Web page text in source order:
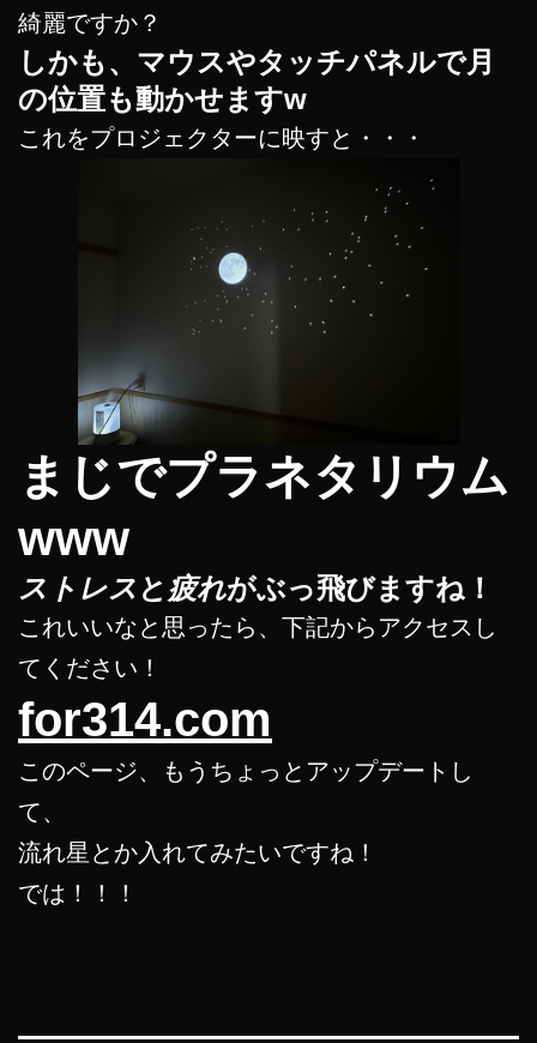
綺麗ですか？
しかも、マウスやタッチパネルで月
の位置も動かせますw
これをプロジェクターに映すと・・・
まじでプラネタリウム
www
ストレス と 疲れがぶっ飛びますね！
これいいなと思ったら、下記からアクセスし
てください！
for314.com
このページ、もうちょっとアップデートし
て、
流れ星とか入れてみたいですね！
では！！！